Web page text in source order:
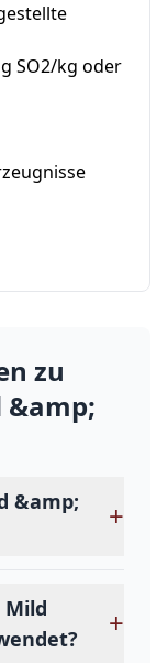
SO2/kg oder
zu
&amp;
&amp;
+
Mild
+